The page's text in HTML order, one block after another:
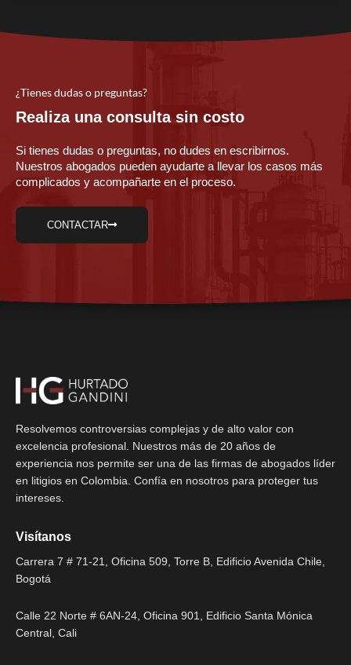
¿Tienes dudas o preguntas?
Realiza una consulta sin costo
Si tienes dudas o preguntas, no dudes en escribirnos.
Nuestros abogados pueden ayudarte a llevar los casos más
complicados y acompañarte en el proceso.
CONTACTAR
Resolvemos controversias complejas y de alto valor con
excelencia profesional. Nuestros más de 20 años de
experiencia nos permite ser una de las firmas de abogados líder
en litigios en Colombia. Confía en nosotros para proteger tus
intereses.
Visítanos
Carrera 7 # 71-21, Oficina 509, Torre B, Edificio Avenida Chile,
Bogotá
Calle 22 Norte # 6AN-24, Oficina 901, Edificio Santa Mónica
Central, Cali